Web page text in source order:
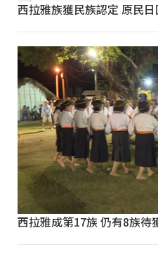
西拉雅族獲民族認定 原民
西拉雅成第17族 仍有8族待